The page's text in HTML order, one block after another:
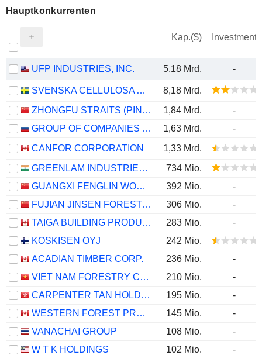
Hauptkonkurrenten
Kap.($) Investment
UFP INDUSTRIES, INC. 5,18 Mrd. -
SVENSKA CELLULOSA AKTIEBOLAGET SCA
8,18 Mrd.
ZHONGFU STRAITS (PINGTAN) DEVELOPMENT COMPANY LIMITED
1,84 Mrd.
-
GROUP OF COMPANIES SEGEZHA
1,63 Mrd.
-
CANFOR CORPORATION
1,33 Mrd.
GREENLAM INDUSTRIES LIMITED
734 Mio.
GUANGXI FENGLIN WOOD INDUSTRY GROUP CO.,LTD
392 Mio.
-
FUJIAN JINSEN FORESTRY CO.,LTD
306 Mio.
-
TAIGA BUILDING PRODUCTS LTD.
283 Mio.
-
KOSKISEN OYJ
242 Mio.
ACADIAN TIMBER CORP.
236 Mio.
-
VIET NAM FORESTRY CORPORATION
210 Mio.
-
CARPENTER TAN HOLDINGS LIMITED
195 Mio.
-
WESTERN FOREST PRODUCTS INC.
145 Mio.
-
VANACHAI GROUP
108 Mio.
-
W T K HOLDINGS
102 Mio.
-